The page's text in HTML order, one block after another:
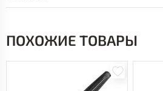
ПОХОЖИЕ ТОВАРЫ